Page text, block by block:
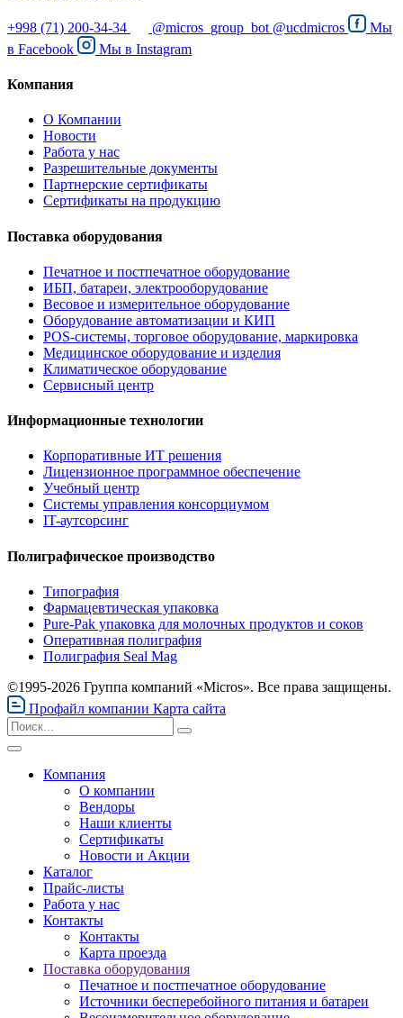
+998 (71) 200-34-34 @micros_group_bot @ucdmicros
Мы
в Facebook Мы в Instagram
Компания
О Компании
Новости
Работа у нас
Разрешительные документы
Партнерские сертификаты
Сертификаты на продукцию
Поставка оборудования
Печатное и постпечатное оборудование
ИБП, батареи, электрооборудование
Весовое и измерительное оборудование
Оборудование автоматизации и КИП
POS-системы, торговое оборудование, маркировка
Медицинское оборудование и изделия
Климатическое оборудование
Сервисный центр
Информационные технологии
Корпоративные ИТ решения
Лицензионное программное обеспечение
Учебный центр
Системы управления консорциумом
IT-аутсорсинг
Полиграфическое производство
Типография
Фармацевтическая упаковка
Pure-Pak упаковка для молочных продуктов и соков
Оперативная полиграфия
Полиграфия Seal Mag
©1995-2026 Группа компаний «Micros». Все права защищены.
Профайл компании Карта сайта
Компания
О компании
Вендоры
Наши клиенты
Сертификаты
Новости и Акции
Каталог
Прайс-листы
Работа у нас
Контакты
Контакты
Карта проезда
Поставка оборудования
Печатное и постпечатное оборудование
Источники бесперебойного питания и батареи